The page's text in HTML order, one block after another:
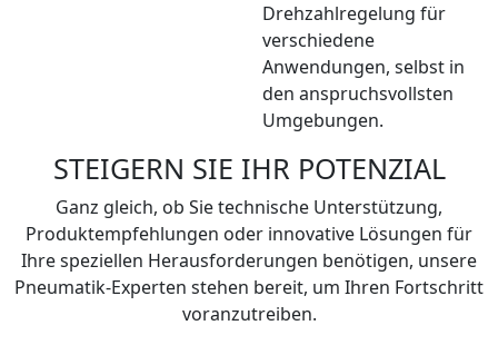
Drehzahlregelung für
verschiedene
Anwendungen, selbst in
den anspruchsvollsten
Umgebungen.
STEIGERN SIE IHR POTENZIAL
Ganz gleich, ob Sie technische Unterstützung,
Produktempfehlungen oder innovative Lösungen für
Ihre speziellen Herausforderungen benötigen, unsere
Pneumatik-Experten stehen bereit, um Ihren Fortschritt
voranzutreiben.